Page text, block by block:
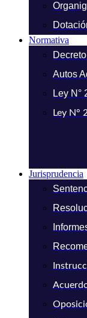
Normativa
Autos
Ley N°
Ley N°
Jurisprudencia